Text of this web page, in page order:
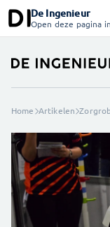
De Ingenieur
Open deze pagina
Home Artikelen